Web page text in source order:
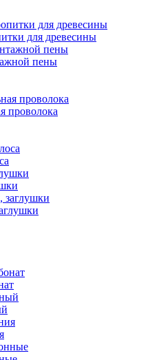
для древесины
пены
проволока